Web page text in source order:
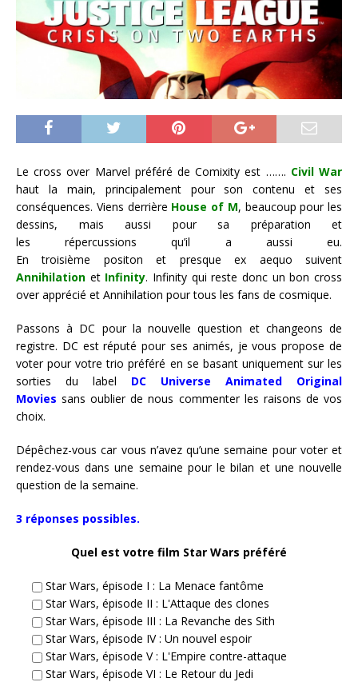
Le cross over Marvel préféré de Comixity est ……. Civil War
haut la main, principalement pour son contenu et ses
conséquences. Viens derrière House of M, beaucoup pour les
dessins, mais aussi pour sa préparation et
les répercussions qu’il a aussi eu.
En troisième positon et presque ex aequo suivent
Annihilation et Infinity. Infinity qui reste donc un bon cross
over apprécié et Annihilation pour tous les fans de cosmique.
Passons à DC pour la nouvelle question et changeons de
registre. DC est réputé pour ses animés, je vous propose de
voter pour votre trio préféré en se basant uniquement sur les
sorties du label DC Universe Animated Original
Movies sans oublier de nous commenter les raisons de vos
choix.
Dépêchez-vous car vous n’avez qu’une semaine pour voter et
rendez-vous dans une semaine pour le bilan et une nouvelle
question de la semaine.
3 réponses possibles.
Quel est votre film Star Wars préféré
Star Wars, épisode I : La Menace fantôme
Star Wars, épisode II : L'Attaque des clones
Star Wars, épisode III : La Revanche des Sith
Star Wars, épisode IV : Un nouvel espoir
Star Wars, épisode V : L'Empire contre-attaque
Star Wars, épisode VI : Le Retour du Jedi